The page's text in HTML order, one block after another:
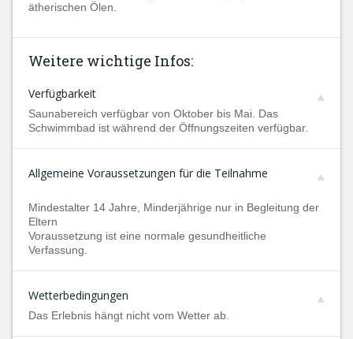
ätherischen Ölen.
Weitere wichtige Infos:
Verfügbarkeit
Saunabereich verfügbar von Oktober bis Mai. Das
Schwimmbad ist während der Öffnungszeiten verfügbar.
Allgemeine Voraussetzungen für die Teilnahme
Mindestalter 14 Jahre, Minderjährige nur in Begleitung der
Eltern
Voraussetzung ist eine normale gesundheitliche
Verfassung.
Wetterbedingungen
Das Erlebnis hängt nicht vom Wetter ab.